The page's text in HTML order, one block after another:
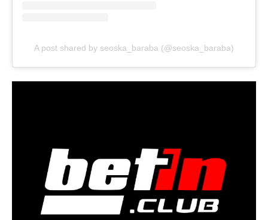
A post shared by seoska_baraba (@seoska_baraba)